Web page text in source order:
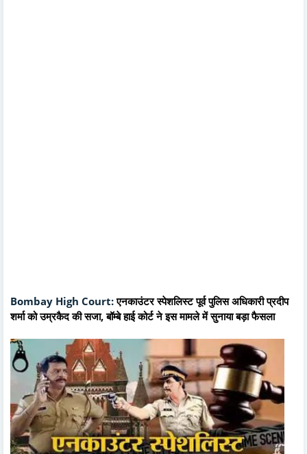
Bombay High Court:एनकाउंटर स्पेशलिस्ट पूर्व पुलिस अधिकारी प्रदीप
शर्मा को उम्रकैद की सजा, बॉम्बे हाई कोर्ट ने इस मामले में सुनाया बड़ा फैसला